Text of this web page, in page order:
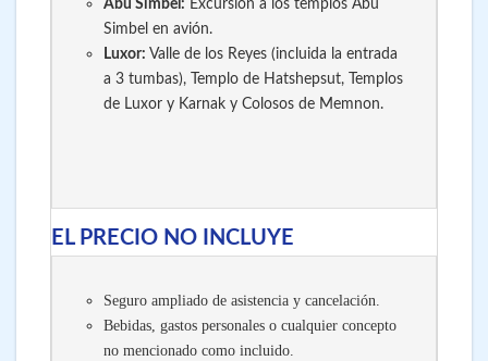
Abu Simbel: Excursión a los templos Abu
Simbel en avión.
Luxor: Valle de los Reyes (incluida la entrada
a 3 tumbas), Templo de Hatshepsut, Templos
de Luxor y Karnak y Colosos de Memnon.
EL PRECIO NO INCLUYE
Seguro ampliado de asistencia y cancelación.
Bebidas, gastos personales o cualquier concepto
no mencionado como incluido.